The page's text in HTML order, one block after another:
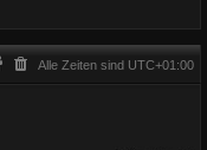
Alle Zeiten sind UTC+01:00